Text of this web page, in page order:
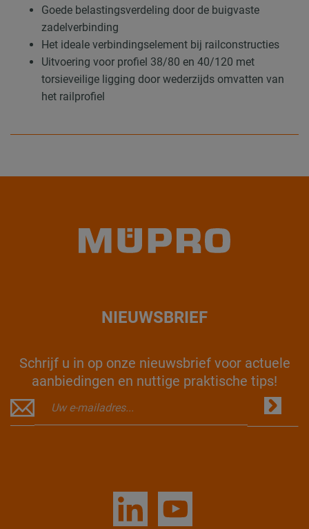
Goede belastingsverdeling door de buigvaste
zadelverbinding
Het ideale verbindingselement bij railconstructies
Uitvoering voor profiel 38/80 en 40/120 met
torsieveilige ligging door wederzijds omvatten van
het railprofiel
NIEUWSBRIEF
Schrijf u in op onze nieuwsbrief voor actuele
aanbiedingen en nuttige praktische tips!